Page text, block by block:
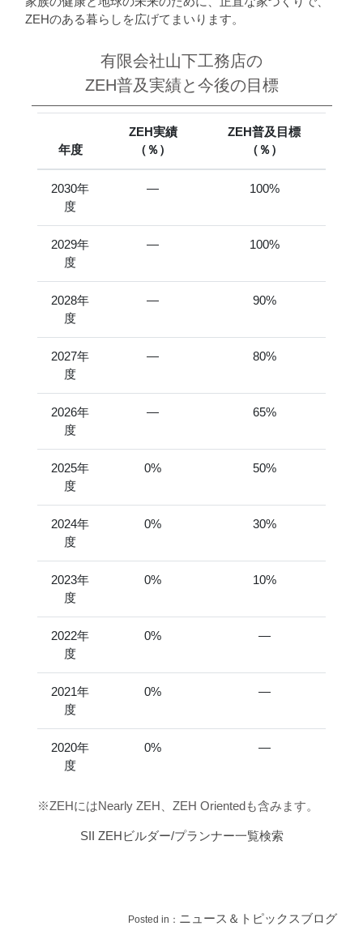
ZEHのある暮らしを広げてまいります。
有限会社山下工務店の
ZEH普及実績と今後の目標
年度
ZEH実績
（％）
ZEH普及目標
（％）
2030年
度
― 100%
2029年
度
― 100%
2028年
度
― 90%
2027年
度
― 80%
2026年
度
― 65%
2025年
度
0% 50%
2024年
度
0% 30%
2023年
度
0% 10%
2022年
度
0% ―
2021年
度
0% ―
2020年
度
0% ―
※ZEHにはNearly ZEH、ZEH Orientedも含みます。
SII ZEHビルダー/プランナー一覧検索
Posted in： ニュース＆トピックスブログ